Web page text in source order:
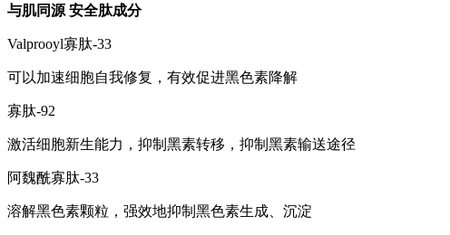
与肌同源 安全肽成分
Valprooyl寡肽-33
可以加速细胞自我修复，有效促进黑色素降解
寡肽-92
激活细胞新生能力，抑制黑素转移，抑制黑素输送途径
阿魏酰寡肽-33
溶解黑色素颗粒，强效地抑制黑色素生成、沉淀